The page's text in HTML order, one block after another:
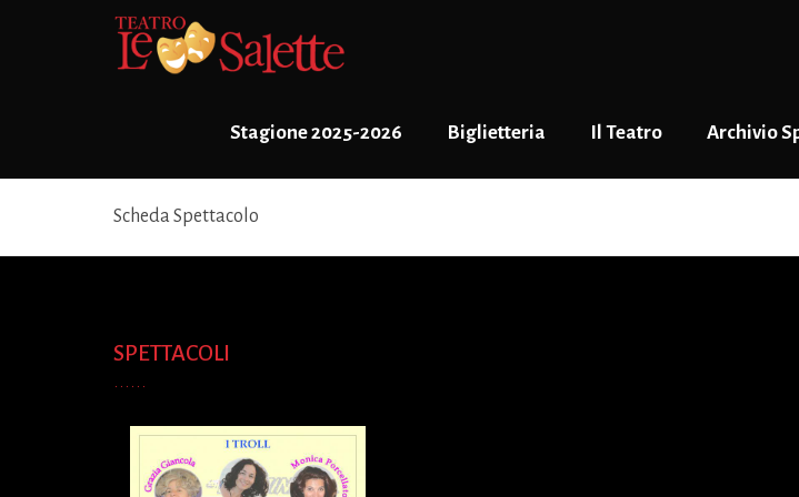
Stagione 2025-2026 Biglietteria Il Teatro Archivio
Scheda Spettacolo
SPETTACOLI